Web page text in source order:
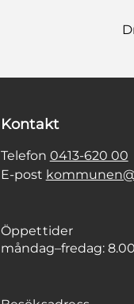
Kontakt
Telefon 0413-620 00
E-post
Öppettider
måndag–fredag: